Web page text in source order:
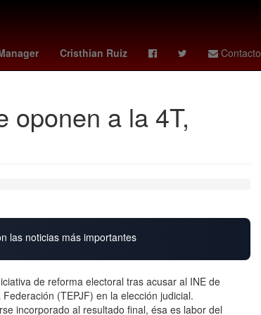
Cristhian Ruiz Contacto
Cashless Usumacinta
oponen a la 4T,
las noticias más importantes
de reforma electoral tras acusar al INE de
(TEPJF) en la elección judicial.
incorporado al resultado final, ésa es labor del